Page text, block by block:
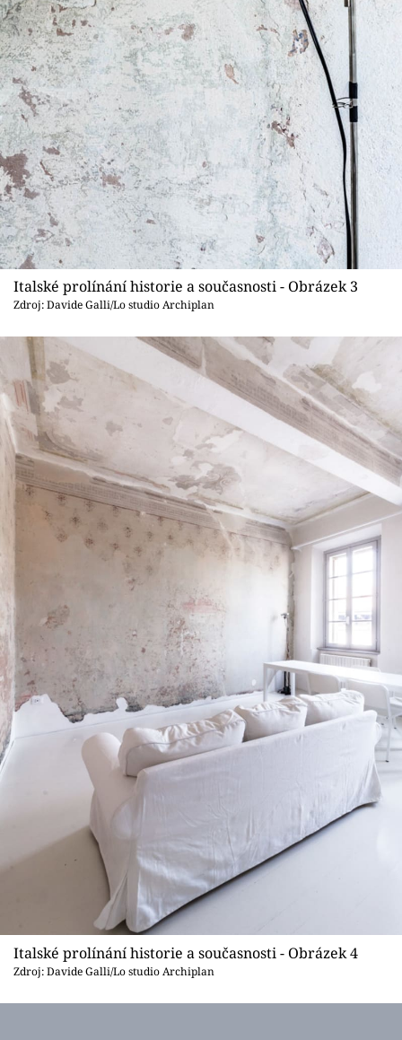
Italské prolínání historie a současnosti - Obrázek 3
Zdroj: Davide Galli/Lo studio Archiplan
Italské prolínání historie a současnosti - Obrázek 4
Zdroj: Davide Galli/Lo studio Archiplan